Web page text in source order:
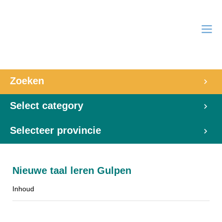
Zoeken
Select category
Selecteer provincie
Nieuwe taal leren Gulpen
Inhoud